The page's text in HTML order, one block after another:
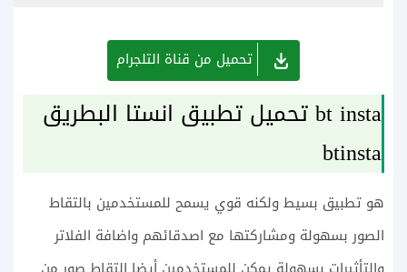
تحميل من قناة التلجرام
bt insta تحميل تطبيق انستا البطريق
btinsta
هو تطبيق بسيط ولكنه قوي يسمح للمستخدمين بالتقاط
الصور بسهولة ومشاركتها مع اصدقائهم واضافة الفلاتر